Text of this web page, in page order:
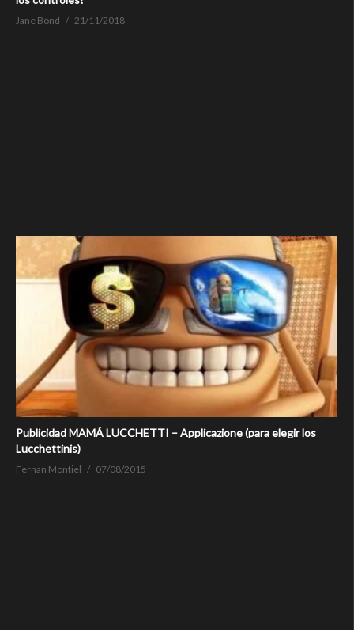
Jane Bond 21/11/2018
Publicidad MAMÁ LUCCHETTI – Applicazione (para elegir los
Lucchettinis)
Fernan Montiel 07/08/2015